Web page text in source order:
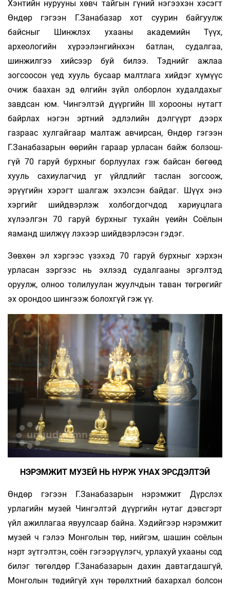
Хэнтийн нурууны хөвч тайгын гүний нэгээхэн хэсэгт
Өндөр гэгээн Г.Занабазар хот суу­рин байгуулж
байсныг Шинжлэх ухааны академийн Түүх,
археологийн хүрээлэнгийнхэн бат­лан, судалгаа,
шинжилгээ хийсээр буй билээ. Тэднийг ажлаа
зогсоосон үед хууль бусаар малтлага хийдэг хүмүүс
очиж баахан эд өлгийн зүйл олборлон худалдахыг
завдсан юм. Чингэлтэй дүүргийн III хорооны нутагт
байрлах нэгэн эртний эдлэлийн дэлгүүрт дээрх
газраас хул­гайгаар малтаж авчирсан, Өндөр гэгээн
Г.За­на­базарын өөрийн гараар урласан байж болзош­
гүй 70 гаруй бурхныг борлуулах гэж бай­сан бөгөөд
хууль сахиулагчид уг үйлдлийг таслан зогсоож,
эрүүгийн хэрэгт шалгаж эхэлсэн байдаг. Шүүх энэ
хэргийг шийдвэрлэж хол­бог­догчдод хариуцлага
хүлээлгэн 70 гаруй бурх­ныг тухайн үеийн Соёлын
яаманд шил­жүү­ лэхээр шийдвэрлэсэн гэдэг.
Зөвхөн эл хэргээс үзэхэд 70 гаруй бурхныг хэрхэн
урласан зэргээс нь эхлээд судалгааны эр­гэлтэд
оруулж, олноо толилуулан жуулчдын та­ван төгрөгийг
эх орондоо шингээж болохгүй гэж үү.
НЭРЭМЖИТ МУЗЕЙ НЬ НУРЖ УНАХ ЭРСДЭЛТЭЙ
Өндөр гэгээн Г.Занабазарын нэрэмжит Дүрс­лэх
урлагийн музей Чингэлтэй дүүргийн нутаг дэвсгэрт
үйл ажиллагаа явуулсаар байна. Хэдийгээр нэрэмжит
музей ч гэлээ Монголын төр, нийгэм, шашин соёлын
нэрт зүтгэлтэн, соён гэгээрүүлэгч, урлахуй ухааны сод
билэг төгөлдөр Г.Занабазарын дахин давтагдашгүй,
Монголын төдийгүй хүн төрөлхтний бахархал болсон